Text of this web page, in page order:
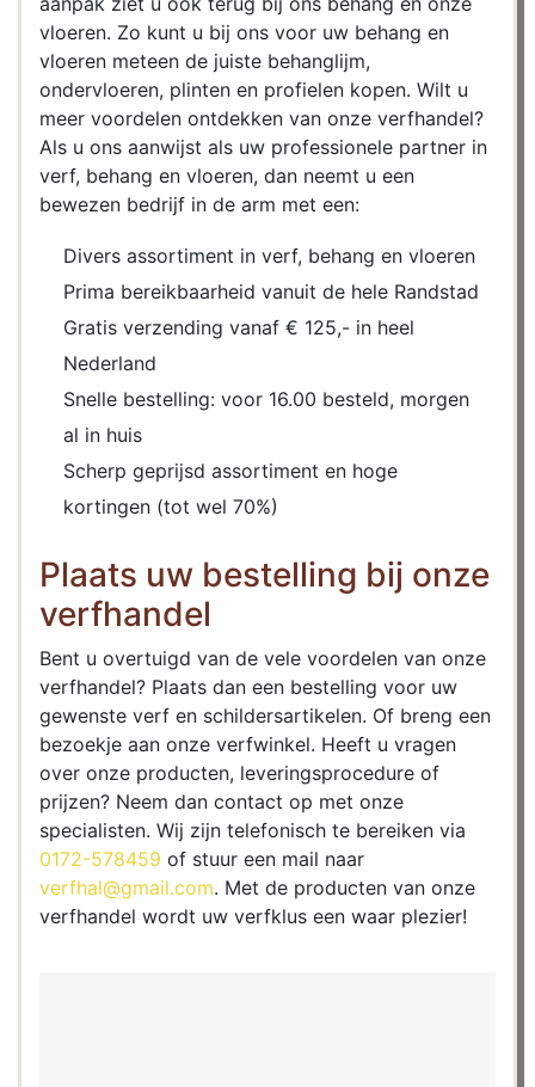
vloeren. Zo kunt u bij ons voor uw behang en
vloeren meteen de juiste behanglijm,
ondervloeren, plinten en profielen kopen. Wilt u
meer voordelen ontdekken van onze verfhandel?
Als u ons aanwijst als uw professionele partner in
verf, behang en vloeren, dan neemt u een
bewezen bedrijf in de arm met een:
Divers assortiment in verf, behang en vloeren
Prima bereikbaarheid vanuit de hele Randstad
Gratis verzending vanaf € 125,- in heel
Nederland
Snelle bestelling: voor 16.00 besteld, morgen
al in huis
Scherp geprijsd assortiment en hoge
kortingen (tot wel 70%)
Plaats uw bestelling bij onze
verfhandel
Bent u overtuigd van de vele voordelen van onze
verfhandel? Plaats dan een bestelling voor uw
gewenste verf en schildersartikelen. Of breng een
bezoekje aan onze verfwinkel. Heeft u vragen
over onze producten, leveringsprocedure of
prijzen? Neem dan contact op met onze
specialisten. Wij zijn telefonisch te bereiken via
0172-578459 of stuur een mail naar
verfhal@gmail.com. Met de producten van onze
verfhandel wordt uw verfklus een waar plezier!